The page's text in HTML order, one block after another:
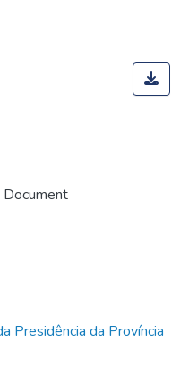
Presidência da Província